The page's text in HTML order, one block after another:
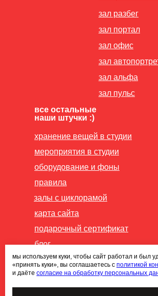
мы используем куки, чтобы сайт работал и был
«принять куки», вы соглашаетесь с политикой
и даёте согласие на обработку персональных
политика конфиденциальности
согласие на обработку
блог
карта сайта
подарочный сертификат
хранение вещей в студии
мероприятия в студии
залы с циклорамой
публичная оферта
оборудование и фоны
правила
все остальные
наши штучки :)
зал разбег
зал портал
зал альфа
зал пульс
зал офис
зал